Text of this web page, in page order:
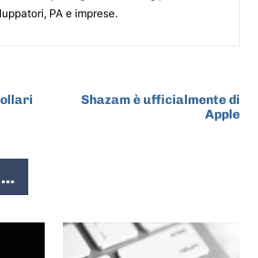
PA e imprese.
Shazam è ufficialmente di
Apple